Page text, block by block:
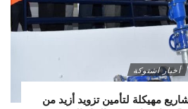
أخبار اشتوكة
مهيكلة لتأمين تزويد أزيد من